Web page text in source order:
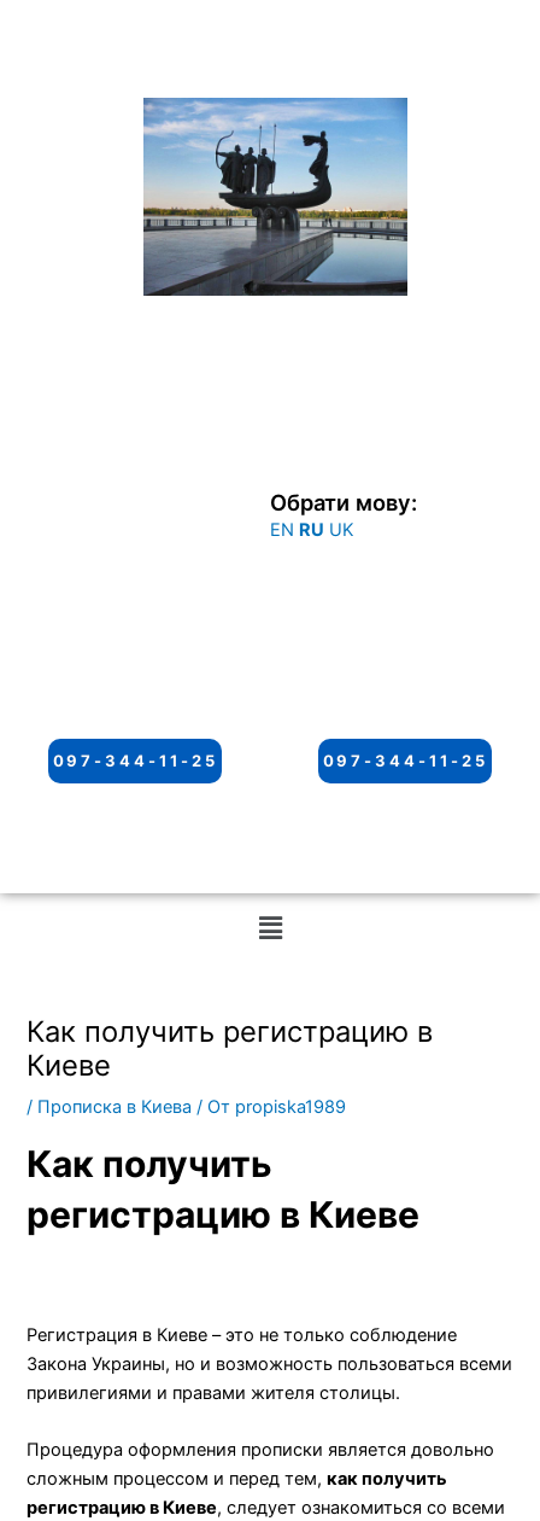
Обрати мову:
EN RU UK
097-344-11-25 097-344-11-25
Меню
Как получить регистрацию в
Киеве
/ Прописка в Киева / От propiska1989
Как получить
регистрацию в Киеве
Регистрация в Киеве – это не только соблюдение
Закона Украины, но и возможность пользоваться всеми
привилегиями и правами жителя столицы.
Процедура оформления прописки является довольно
сложным процессом и перед тем,как получить
регистрацию в Киеве, следует ознакомиться со всеми